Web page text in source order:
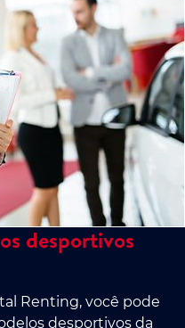
desportivos
Renting, você pode
desportivos da